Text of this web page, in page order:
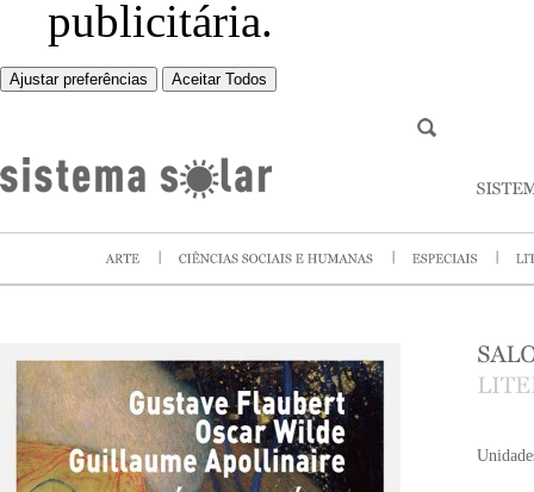
publicitária.
Ajustar preferências Aceitar Todos